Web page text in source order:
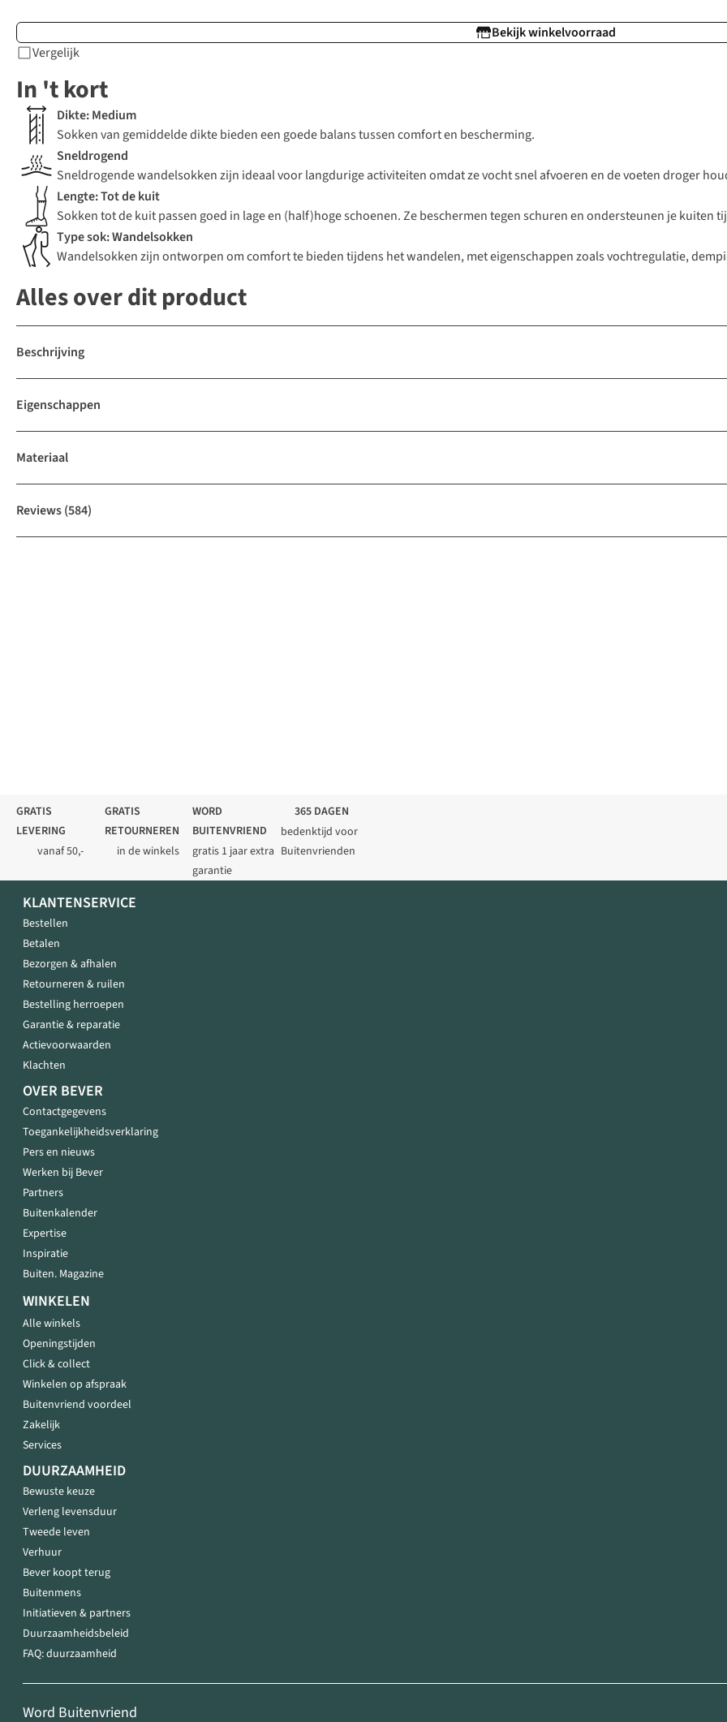
Bekijk winkelvoorraad
Vergelijk
In 't kort
Dikte: Medium
Sokken van gemiddelde dikte bieden een goede balans tussen comfort en bescherming.
Sneldrogend
Sneldrogende wandelsokken zijn ideaal voor langdurige activiteiten omdat ze vocht snel afvoeren en de voeten droger
Lengte: Tot de kuit
Sokken tot de kuit passen goed in lage en (half)hoge schoenen. Ze beschermen tegen schuren en ondersteunen je kuiten
Type sok: Wandelsokken
Wandelsokken zijn ontworpen om comfort te bieden tijdens het wandelen, met eigenschappen zoals vochtregulatie,
Alles over dit product
Beschrijving
Eigenschappen
Materiaal
Reviews(584)
GRATIS
LEVERING
vanaf 50,-
GRATIS
RETOURNEREN
in de winkels
WORD
BUITENVRIEND
gratis 1 jaar extra
garantie
365 DAGEN
bedenktijd voor
Buitenvrienden
KLANTENSERVICE
Bestellen
Betalen
Bezorgen & afhalen
Retourneren & ruilen
Bestelling herroepen
Garantie & reparatie
Actievoorwaarden
Klachten
OVER BEVER
Contactgegevens
Toegankelijkheidsverklaring
Pers en nieuws
Werken bij Bever
Partners
Buitenkalender
Expertise
Inspiratie
Buiten. Magazine
WINKELEN
Alle winkels
Openingstijden
Click & collect
Winkelen op afspraak
Buitenvriend voordeel
Zakelijk
Services
DUURZAAMHEID
Bewuste keuze
Verleng levensduur
Tweede leven
Verhuur
Bever koopt terug
Buitenmens
Initiatieven & partners
Duurzaamheidsbeleid
FAQ: duurzaamheid
Word Buitenvriend